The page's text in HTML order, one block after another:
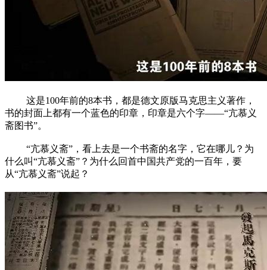
这是100年前的8本书，都是德文原版马克思主义著作，
书的封面上都有一个蓝色的印章，印章是六个字——“亢慕义
斋图书”。
“亢慕义斋”，看上去是一个书斋的名字，它在哪儿？为
什么叫“亢慕义斋”？为什么回首中国共产党的一百年，要
从“亢慕义斋”说起？